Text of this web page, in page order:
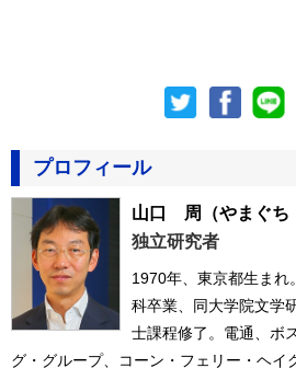
プロフィール
山口 周
（やまぐち
独立研究者
1970年、東京都生まれ
科卒業、同大学院文学
士課程修了。電通、ボ
グ・グループ、コーン・フェリー・ヘイ